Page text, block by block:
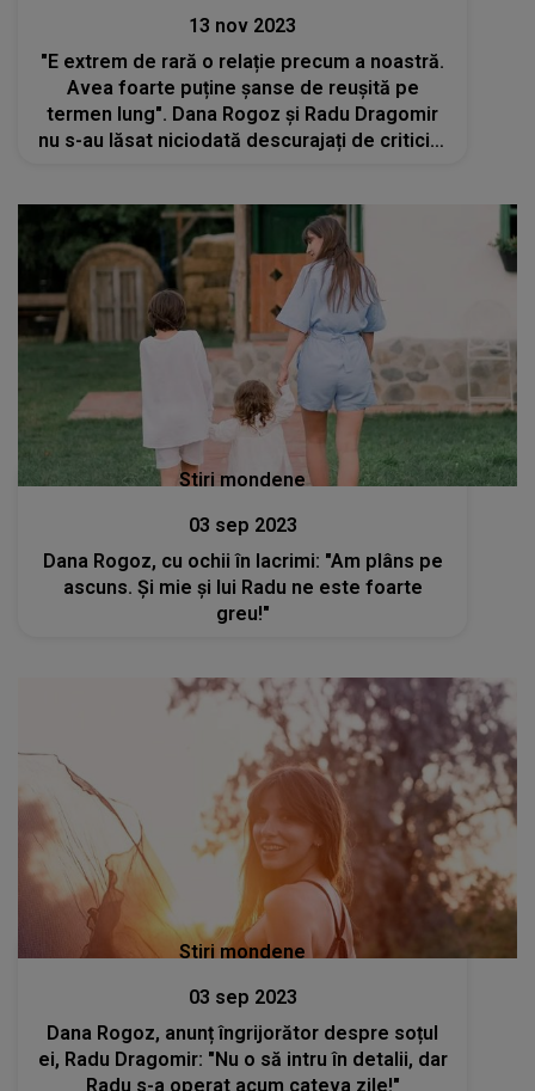
13 nov 2023
"E extrem de rară o relație precum a noastră.
Avea foarte puține șanse de reușită pe
termen lung". Dana Rogoz și Radu Dragomir
nu s-au lăsat niciodată descurajați de criticile
Stiri mondene
03 sep 2023
Dana Rogoz, cu ochii în lacrimi: "Am plâns pe
ascuns. Și mie și lui Radu ne este foarte
greu!"
Stiri mondene
03 sep 2023
Dana Rogoz, anunț îngrijorător despre soțul
ei, Radu Dragomir: "Nu o să intru în detalii, dar
Radu s-a operat acum cateva zile!"